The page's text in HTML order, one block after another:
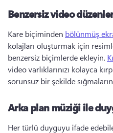
Benzersiz video
Kare biçiminden bölünmüş
kolajları oluşturmak için
benzersiz biçimlerde ekleyin.
video varlıklarınızı kolayca
sorunsuz bir şekilde
Arka plan müziği ile
Her türlü duyguyu ifade